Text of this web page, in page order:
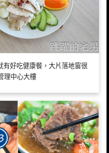
有好吃健康餐，大片落地窗很
理中心大樓